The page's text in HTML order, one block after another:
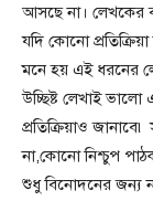
আসছে না। লেখকের
যদি কোনো
মনে হয় এই ধরনের
উচ্ছিষ্ট লেখাই
প্রতিক্রিয়াও
না,কোনো নিশ্চুপ
শুধু বিনোদনের জন্য